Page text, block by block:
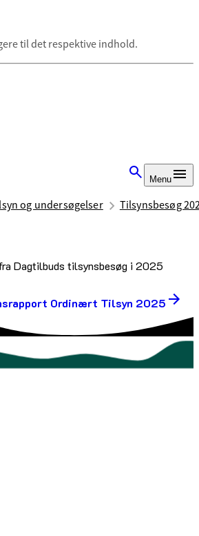
til det respektive indhold.
Menu
og undersøgelser Tilsynsbesøg
Dagtilbuds tilsynsbesøg i 2025
2026
Ordinært Tilsyn 2025